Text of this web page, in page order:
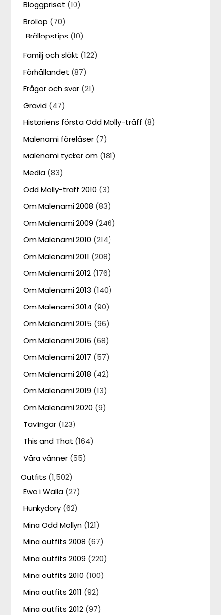
Bloggpriset (10)
Bröllop (70)
Bröllopstips (10)
Familj och släkt (122)
Förhållandet (87)
Frågor och svar (21)
Gravid (47)
Historiens första Odd Molly-träff (8)
Malenami föreläser (7)
Malenami tycker om (181)
Media (83)
Odd Molly-träff 2010 (3)
Om Malenami 2008 (83)
Om Malenami 2009 (246)
Om Malenami 2010 (214)
Om Malenami 2011 (208)
Om Malenami 2012 (176)
Om Malenami 2013 (140)
Om Malenami 2014 (90)
Om Malenami 2015 (96)
Om Malenami 2016 (68)
Om Malenami 2017 (57)
Om Malenami 2018 (42)
Om Malenami 2019 (13)
Om Malenami 2020 (9)
Tävlingar (123)
This and That (164)
Våra vänner (55)
Outfits (1,502)
Ewa i Walla (27)
Hunkydory (62)
Mina Odd Mollyn (121)
Mina outfits 2008 (67)
Mina outfits 2009 (220)
Mina outfits 2010 (100)
Mina outfits 2011 (92)
Mina outfits 2012 (97)